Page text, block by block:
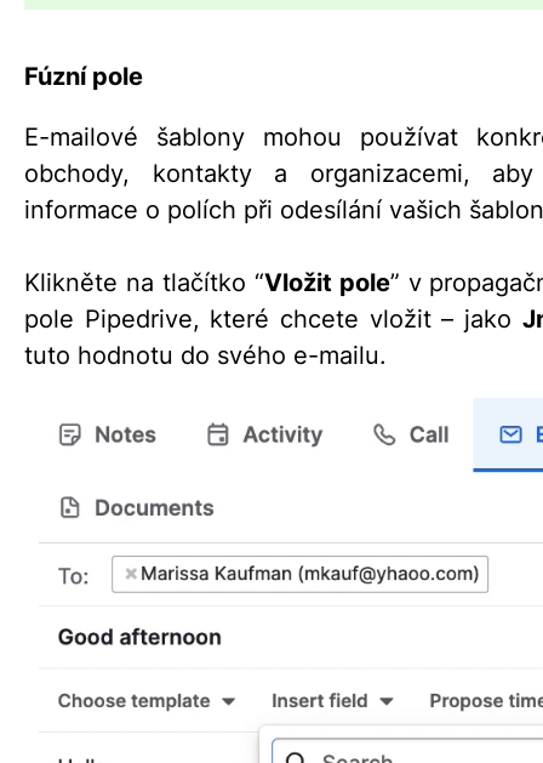
Fúzní pole
E-mailové šablony mohou používat
obchody, kontakty a organizacemi,
informace o polích při odesílání vašich
Klikněte na tlačítko “Vložit pole” v
pole Pipedrive, které chcete vložit – jako
tuto hodnotu do svého e-mailu.